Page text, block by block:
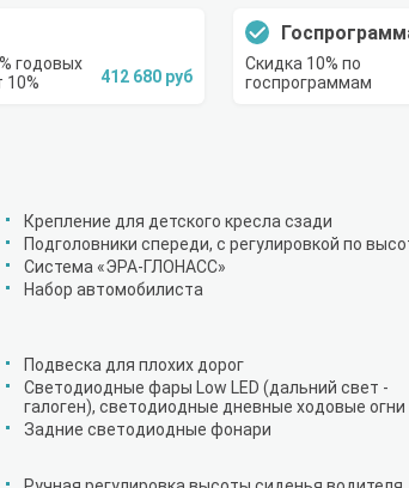
годовых
10%
412 680 руб
Скидка 10% по
госпрограммам
Крепление для детского кресла сзади
Подголовники спереди, с регулировкой по
Система «ЭРА-ГЛОНАСС»
Набор автомобилиста
Подвеска для плохих дорог
Светодиодные фары Low LED (дальний свет -
галоген), светодиодные дневные ходовые огни
Задние светодиодные фонари